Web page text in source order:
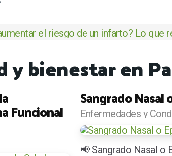
el riesgo de un infarto? Lo que
y bienestar en
Funcional
Sangrado Nasal
Enfermedades y
📢 Sangrado Nasal o